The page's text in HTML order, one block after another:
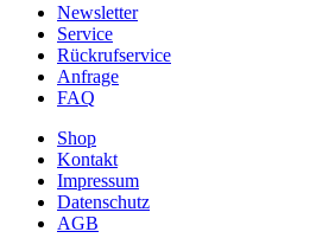
Newsletter
Service
Rückrufservice
Anfrage
FAQ
Shop
Kontakt
Impressum
Datenschutz
AGB